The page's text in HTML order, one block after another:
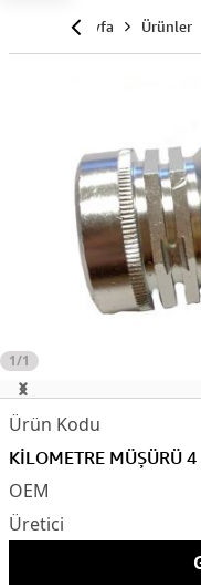
Anasayfa Ürünler
1/1
KİLOMETRE MÜŞÜRÜ